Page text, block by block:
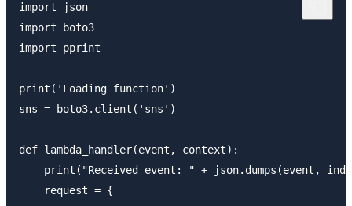
import json
import boto3
import pprint
print('Loading function')
sns = boto3.client('sns')
def lambda_handler(event, context):
print("Received event: " + json.dumps(event,
    request = {